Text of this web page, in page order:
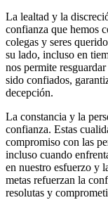
La lealtad y la
confianza que hemos
colegas y seres
su lado, incluso en
nos permite
sido confiados,
decepción.
La constancia y la
confianza. Estas
compromiso con las
incluso cuando
en nuestro esfuerzo y
metas refuerzan la
resolutas y